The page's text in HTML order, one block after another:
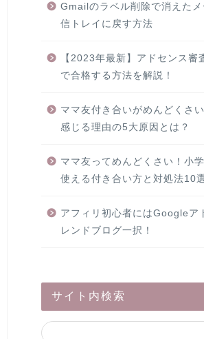
Gmailのラベル削除で消えた
信トレイに戻す方法
【2023年最新】アドセンス審
で合格する方法を解説！
ママ友付き合いがめんどくさ
感じる理由の5大原因とは？
ママ友ってめんどくさい！小
使える付き合い方と対処法10
アフィリ初心者にはGoogleア
レンドブログ一択！
サイト内検索